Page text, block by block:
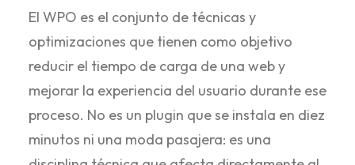
El WPO es el conjunto de técnicas y
optimizaciones que tienen como objetivo
reducir el tiempo de carga de una web y
mejorar la experiencia del usuario durante ese
proceso. No es un plugin que se instala en diez
minutos ni una moda pasajera: es una